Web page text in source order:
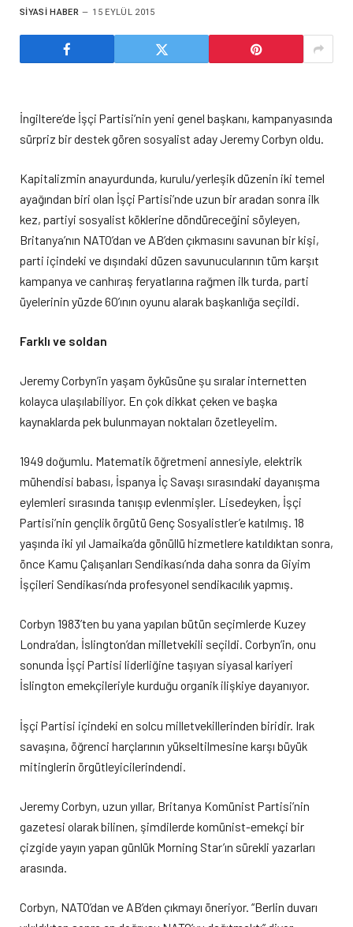
SIYASI HABER 15 EYLÜL 2015
İngiltere’de İşçi Partisi’nin yeni genel başkanı, kampanyasında
sürpriz bir destek gören sosyalist aday Jeremy Corbyn oldu.
Kapitalizmin anayurdunda, kurulu/yerleşik düzenin iki temel
ayağından biri olan İşçi Partisi’nde uzun bir aradan sonra ilk
kez, partiyi sosyalist köklerine döndüreceğini söyleyen,
Britanya’nın NATO’dan ve AB’den çıkmasını savunan bir kişi,
parti içindeki ve dışındaki düzen savunucularının tüm karşıt
kampanya ve canhıraş feryatlarına rağmen ilk turda, parti
üyelerinin yüzde 60’ının oyunu alarak başkanlığa seçildi.
Farklı ve soldan
Jeremy Corbyn’in yaşam öyküsüne şu sıralar internetten
kolayca ulaşılabiliyor. En çok dikkat çeken ve başka
kaynaklarda pek bulunmayan noktaları özetleyelim.
1949 doğumlu. Matematik öğretmeni annesiyle, elektrik
mühendisi babası, İspanya İç Savaşı sırasındaki dayanışma
eylemleri sırasında tanışıp evlenmişler. Lisedeyken, İşçi
Partisi’nin gençlik örgütü Genç Sosyalistler’e katılmış. 18
yaşında iki yıl Jamaika’da gönüllü hizmetlere katıldıktan sonra,
önce Kamu Çalışanları Sendikası’nda daha sonra da Giyim
İşçileri Sendikası’nda profesyonel sendikacılık yapmış.
Corbyn 1983’ten bu yana yapılan bütün seçimlerde Kuzey
Londra’dan, İslington’dan milletvekili seçildi. Corbyn’in, onu
sonunda İşçi Partisi liderliğine taşıyan siyasal kariyeri
İslington emekçileriyle kurduğu organik ilişkiye dayanıyor.
İşçi Partisi içindeki en solcu milletvekillerinden biridir. Irak
savaşına, öğrenci harçlarının yükseltilmesine karşı büyük
mitinglerin örgütleyicilerindendi.
Jeremy Corbyn, uzun yıllar, Britanya Komünist Partisi’nin
gazetesi olarak bilinen, şimdilerde komünist-emekçi bir
çizgide yayın yapan günlük Morning Star’ın sürekli yazarları
arasında.
Corbyn, NATO’dan ve AB’den çıkmayı öneriyor. “Berlin duvarı